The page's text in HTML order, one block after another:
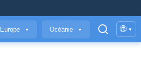
Europe ▼ Océanie ▼ 🌐 ▾